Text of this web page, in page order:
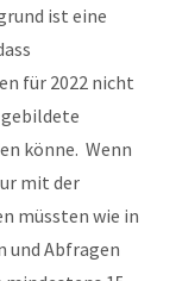
ist eine
für 2022 nicht
könne. Wenn
mit der
müssten wie in
und Abfragen